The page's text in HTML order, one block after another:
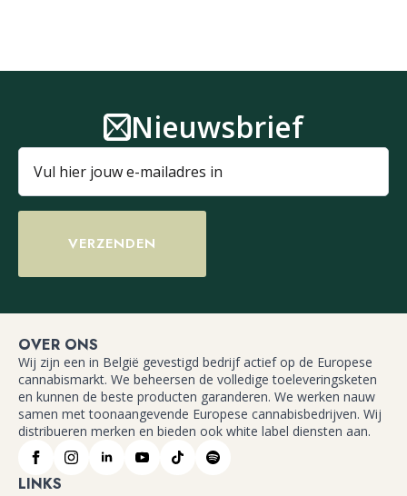
Nieuwsbrief
VERZENDEN
OVER ONS
Wij zijn een in België gevestigd bedrijf actief op de Europese
cannabismarkt. We beheersen de volledige toeleveringsketen
en kunnen de beste producten garanderen. We werken nauw
samen met toonaangevende Europese cannabisbedrijven. Wij
distribueren merken en bieden ook white label diensten aan.
LINKS